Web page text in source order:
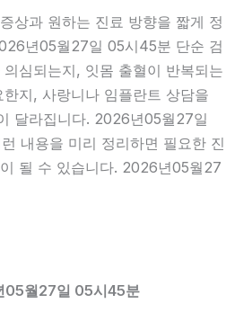
상과 원하는 진료 방향을 짧게 정
년05월27일 05시45분 단순 검
심되는지, 잇몸 출혈이 반복되는
지, 사랑니나 임플란트 상담을
달라집니다. 2026년05월27일
내용을 미리 정리하면 필요한 진
될 수 있습니다. 2026년05월27
05월27일 05시45분